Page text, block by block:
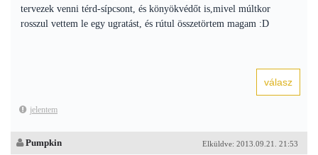
tervezek venni térd-sípcsont, és könyökvédőt is,mivel múltkor
rosszul vettem le egy ugratást, és rútul összetörtem magam :D
jelentem
Elküldve: 2013.09.21. 21:53
Pumpkin